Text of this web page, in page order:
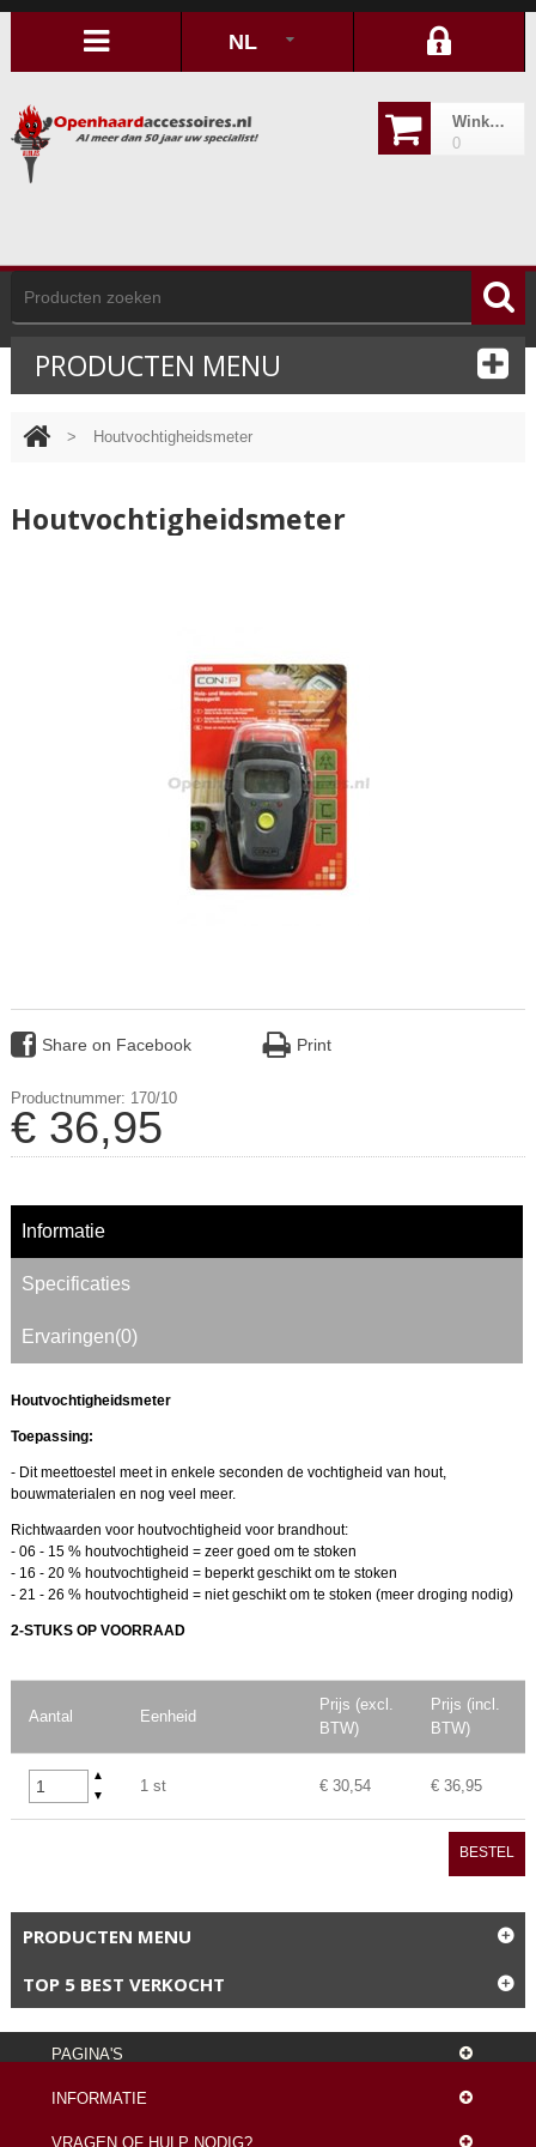
Winkelwagen
0
NL
PRODUCTEN MENU
> Houtvochtigheidsmeter
Share on Facebook Print
Houtvochtigheidsmeter
Productnummer: 170/10
€ 36,95
Informatie
Specificaties
Ervaringen(0)
Houtvochtigheidsmeter
Toepassing:
- Dit meettoestel meet in enkele seconden de vochtigheid van hout,
bouwmaterialen en nog veel meer.
Richtwaarden voor houtvochtigheid voor brandhout:
- 06 - 15 % houtvochtigheid = zeer goed om te stoken
- 16 - 20 % houtvochtigheid = beperkt geschikt om te stoken
- 21 - 26 % houtvochtigheid = niet geschikt om te stoken (meer droging nodig)
2-STUKS OP VOORRAAD
Aantal Eenheid
Prijs (excl.
BTW)
Prijs (incl.
BTW)
▲
▼
1 st € 30,54 € 36,95
BESTEL
PRODUCTEN MENU
TOP 5 BEST VERKOCHT
PAGINA'S
INFORMATIE
VRAGEN OF HULP NODIG?